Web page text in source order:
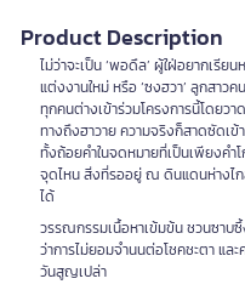
Product Description
ไม่ว่าจะเป็น ‘พอดึล’ ผู้ใฝ่อยากเรีย
แต่งงานใหม่ หรือ ‘ซงฮวา’ ลูกสา
ทุกคนต่างเข้าร่วมโครงการนี้โดยว
ทางถึงฮาวาย ความจริงก็สาดซัดเ
ทั้งถ้อยคำในจดหมายที่เป็นเพียงค
จุดไหน สิ่งที่รออยู่ ณ ดินแดนห่างไก
ได้
วรรณกรรมเนื้อหาเข้มข้น ชวนซาบ
ว่าการไม่ยอมจำนนต่อโชคชะตา แล
วันสูญเปล่า